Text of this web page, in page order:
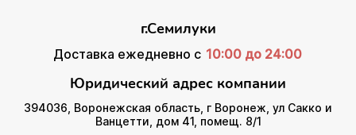
г.Семилуки
Доставка ежедневно с 10:00 до 24:00
Юридический адрес компании
394036, Воронежская область, г Воронеж, ул Сакко и
Ванцетти, дом 41, помещ. 8/1